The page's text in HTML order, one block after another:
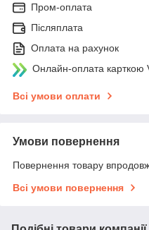
Пром-оплата
Післяплата
Оплата на рахунок
Онлайн-оплата карткою
Всі умови оплати
Умови повернення
Повернення товару
Всі умови повернення